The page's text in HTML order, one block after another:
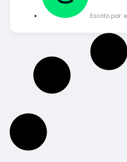
Escrito por: